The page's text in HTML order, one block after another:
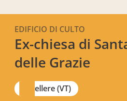
Ex-chiesa di
delle Grazie
EDIFICIO DI CULTO
Cellere (VT)